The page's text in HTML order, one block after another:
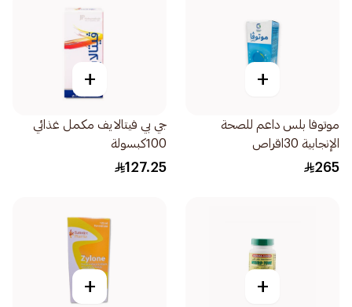
+
موتوفا بلس داعم للصحة
الإنجابية 30اقراص
265
+
جي بي فيتالايف مكمل غذائي
100كبسولة
127.25
+
+